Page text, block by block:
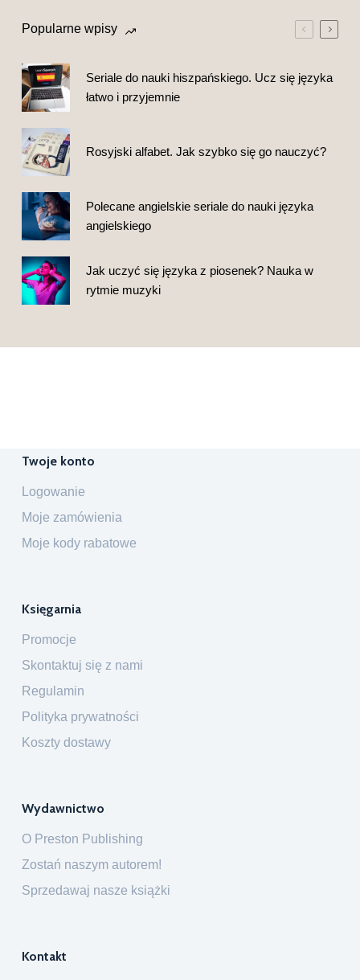
Popularne wpisy
Seriale do nauki hiszpańskiego. Ucz się języka
łatwo i przyjemnie
Rosyjski alfabet. Jak szybko się go nauczyć?
Polecane angielskie seriale do nauki języka
angielskiego
Jak uczyć się języka z piosenek? Nauka w
rytmie muzyki
Twoje konto
Logowanie
Moje zamówienia
Moje kody rabatowe
Księgarnia
Promocje
Skontaktuj się z nami
Regulamin
Polityka prywatności
Koszty dostawy
Wydawnictwo
O Preston Publishing
Zostań naszym autorem!
Sprzedawaj nasze książki
Kontakt